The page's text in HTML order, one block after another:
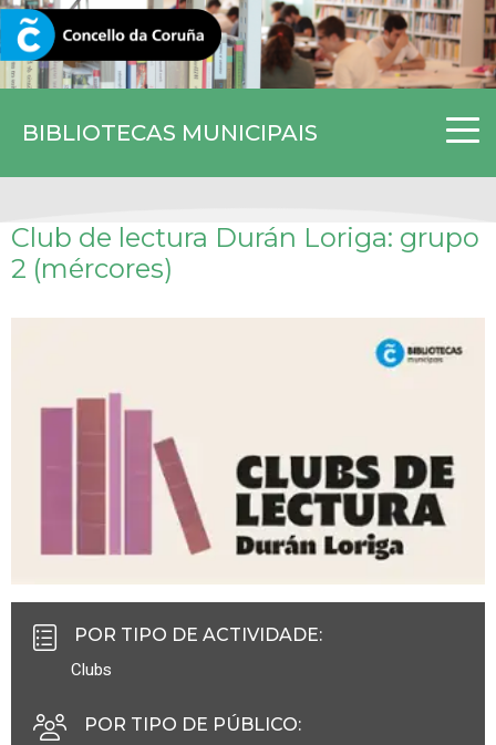
BIBLIOTECAS MUNICIPAIS
CORUNA.GAL
Club de lectura Durán Loriga: grupo
2 (mércores)
POR TIPO DE ACTIVIDADE:
Clubs
POR TIPO DE PÚBLICO: